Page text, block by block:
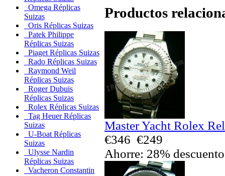
Omega Réplicas
Suizas
Oris Réplicas Suizas
Patek Philippe
Réplicas Suizas
Piaget Réplicas Suizas
Rado Réplicas Suizas
Raymond Weil
Réplicas Suizas
Roger Dubuis
Réplicas Suizas
Rolex Réplicas Suizas
Tag Heuer Réplicas
Suizas
U-Boat Réplicas
Suizas
Ulysse Nardin
Réplicas Suizas
Vacheron Constantin
Productos
Master Yacht Rolex
€346 €249
Ahorre: 28% descuento